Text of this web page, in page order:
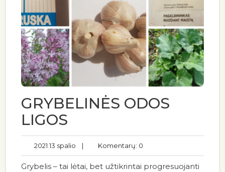
GRYBELINĖS ODOS
LIGOS
2021 13 spalio | Komentarų: 0
Grybelis – tai lėtai, bet užtikrintai progresuojanti